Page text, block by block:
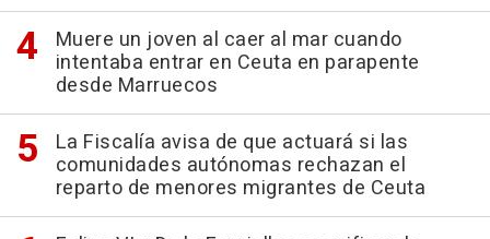
Muere un joven al caer al mar cuando
intentaba entrar en Ceuta en parapente
desde Marruecos
La Fiscalía avisa de que actuará si las
comunidades autónomas rechazan el
reparto de menores migrantes de Ceuta